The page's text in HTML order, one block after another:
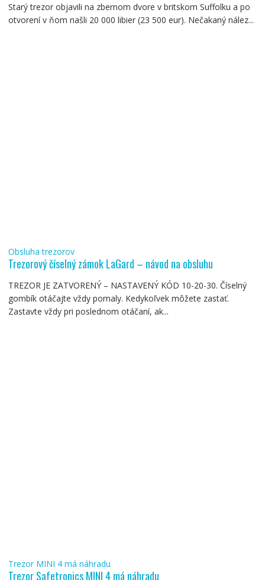
Starý trezor objavili na zbernom dvore v britskom Suffolku a po
otvorení v ňom našli 20 000 libier (23 500 eur). Nečakaný nález...
Obsluha trezorov
Trezorový číselný zámok LaGard – návod na obsluhu
TREZOR JE ZATVORENÝ – NASTAVENÝ KÓD 10-20-30. Číselný
gombík otáčajte vždy pomaly. Kedykoľvek môžete zastať.
Zastavte vždy pri poslednom otáčaní, ak...
Trezor MINI 4 má náhradu
Trezor Safetronics MINI 4 má náhradu